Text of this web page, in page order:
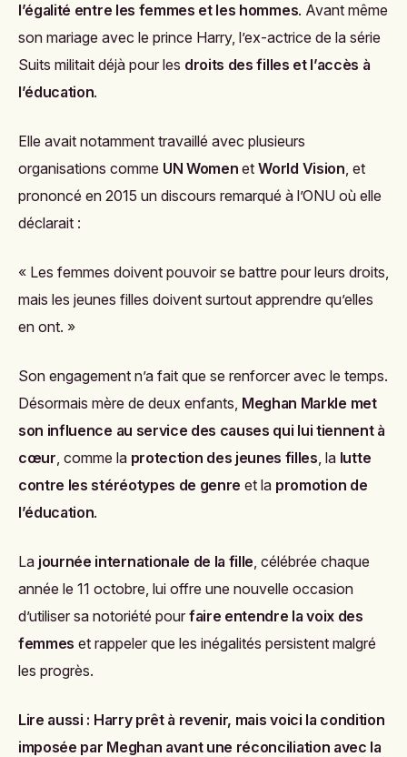
l’égalité entre les femmes et les hommes. Avant même
son mariage avec le prince Harry, l’ex-actrice de la série
Suits militait déjà pour les droits des filles et l’accès à
l’éducation.
Elle avait notamment travaillé avec plusieurs
organisations comme UN Women etWorld Vision, et
prononcé en 2015 un discours remarqué à l’ONU où elle
déclarait :
« Les femmes doivent pouvoir se battre pour leurs droits,
mais les jeunes filles doivent surtout apprendre qu’elles
en ont. »
Son engagement n’a fait que se renforcer avec le temps.
Désormais mère de deux enfants, Meghan Markle met
son influence au service des causes qui lui tiennent à
cœur, comme la protection des jeunes filles, la lutte
contre les stéréotypes de genre et la promotion de
l’éducation.
La journée internationale de la fille, célébrée chaque
année le 11 octobre, lui offre une nouvelle occasion
d’utiliser sa notoriété pour faire entendre la voix des
femmes et rappeler que les inégalités persistent malgré
les progrès.
Lire aussi : Harry prêt à revenir, mais voici la condition
imposée par Meghan avant une réconciliation avec la